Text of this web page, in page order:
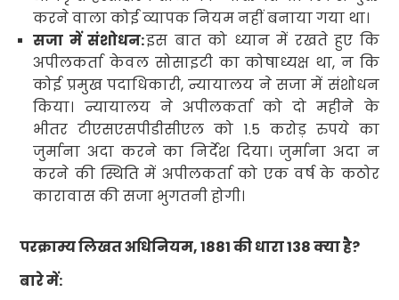
करने वाला कोई व्यापक नियम नहीं बनाया गया था।
सजा में संशोधन:इस बात को ध्यान में रखते हुए कि
अपीलकर्ता केवल सोसाइटी का कोषाध्यक्ष था, न कि
कोई प्रमुख पदाधिकारी,न्यायालय ने सजा में संशोधन
किया। न्यायालय ने अपीलकर्ता को दो महीने के
भीतर टीएसएसपीडीसीएल को 1.5 करोड़ रुपये का
जुर्माना अदा करने का निर्देश दिया। जुर्माना अदा न
करने की स्थिति में अपीलकर्ता को एक वर्ष के कठोर
कारावास की सजा भुगतनी होगी।
परक्राम्य लिखत अधिनियम, 1881की धारा138क्या है?
बारे में: